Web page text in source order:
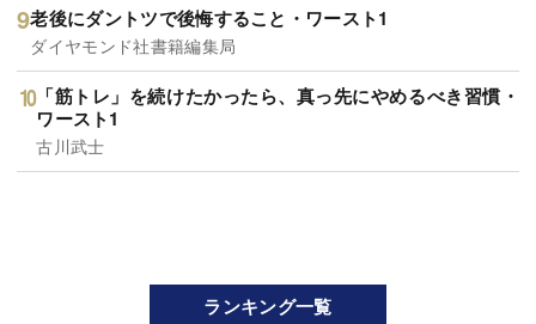
老後にダントツで後悔すること・ワースト1
ダイヤモンド社書籍編集局
「筋トレ」を続けたかったら、真っ先にやめるべき習慣・
ワースト1
古川武士
ランキング一覧